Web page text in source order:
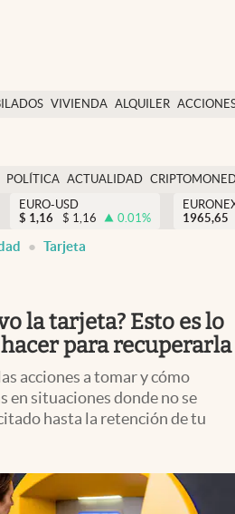
VIVIENDA ALQUILER
USA
POLÍTICA ACTUALIDAD
EURO-USD
$ 1,16 $ 1,16 0.01%
1965,65
Tarjeta
la tarjeta? Esto es lo
para recuperarla
acciones a tomar y cómo
en situaciones donde no se
hasta la retención de tu